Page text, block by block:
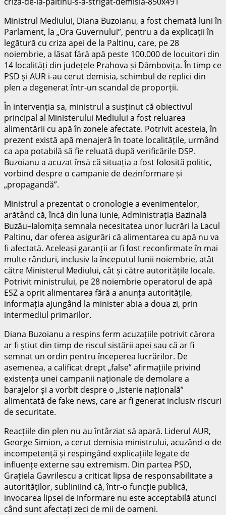
Ministrul Mediului, Diana Buzoianu, a fost chemată luni în
Parlament, la „Ora Guvernului”, pentru a da explicații în
legătură cu criza apei de la Paltinu, care, pe 28
noiembrie, a lăsat fără apă peste 100.000 de locuitori din
14 localități din județele Prahova și Dâmbovița. În timp ce
PSD și AUR i-au cerut demisia, schimbul de replici din
plen a degenerat într-un scandal de proporții.
În intervenția sa, ministrul a susținut că obiectivul
principal al Ministerului Mediului a fost reluarea
alimentării cu apă în zonele afectate. Potrivit acesteia, în
prezent există apă menajeră în toate localitățile, urmând
ca apa potabilă să fie reluată după verificările DSP.
Buzoianu a acuzat însă că situația a fost folosită politic,
vorbind despre o campanie de dezinformare și
„propagandă”.
Ministrul a prezentat o cronologie a evenimentelor,
arătând că, încă din luna iunie, Administrația Bazinală
Buzău–Ialomița semnala necesitatea unor lucrări la Lacul
Paltinu, dar oferea asigurări că alimentarea cu apă nu va
fi afectată. Aceleași garanții ar fi fost reconfirmate în mai
multe rânduri, inclusiv la începutul lunii noiembrie, atât
către Ministerul Mediului, cât și către autoritățile locale.
Potrivit ministrului, pe 28 noiembrie operatorul de apă
ESZ a oprit alimentarea fără a anunța autoritățile,
informația ajungând la minister abia a doua zi, prin
intermediul primarilor.
Diana Buzoianu a respins ferm acuzațiile potrivit cărora
ar fi știut din timp de riscul sistării apei sau că ar fi
semnat un ordin pentru începerea lucrărilor. De
asemenea, a calificat drept „false” afirmațiile privind
existența unei campanii naționale de demolare a
barajelor și a vorbit despre o „isterie națională”
alimentată de fake news, care ar fi generat inclusiv riscuri
de securitate.
Reacțiile din plen nu au întârziat să apară. Liderul AUR,
George Simion, a cerut demisia ministrului, acuzând-o de
incompetență și respingând explicațiile legate de
influențe externe sau extremism. Din partea PSD,
Grațiela Gavrilescu a criticat lipsa de responsabilitate a
autorităților, subliniind că, într-o funcție publică,
invocarea lipsei de informare nu este acceptabilă atunci
când sunt afectați zeci de mii de oameni.